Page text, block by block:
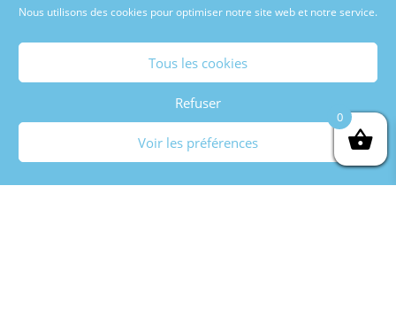
Nous utilisons des cookies pour optimiser notre site web et notre service.
Tous les cookies
Refuser
Voir les préférences
0